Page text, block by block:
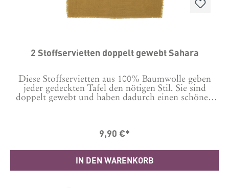
2 Stoffservietten doppelt gewebt Sahara
Diese Stoffservietten aus 100% Baumwolle geben
jeder gedeckten Tafel den nötigen Stil. Sie sind
doppelt gewebt und haben dadurch einen schönen
9,90 €*
IN DEN WARENKORB